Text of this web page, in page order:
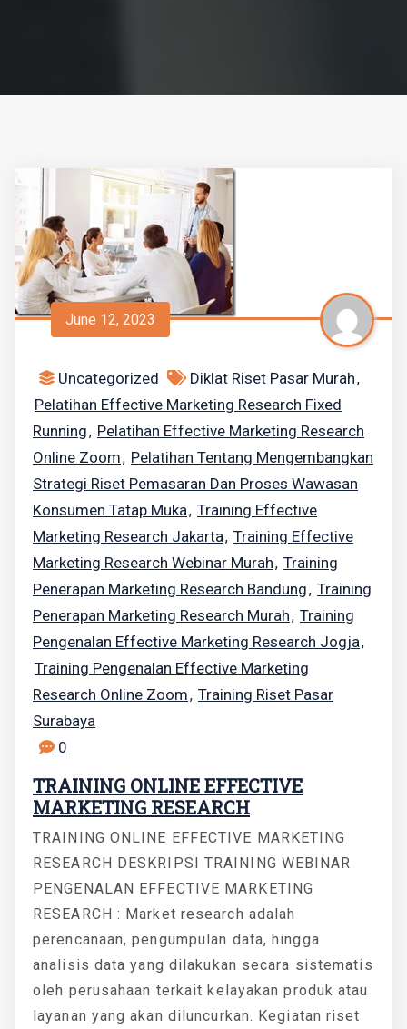
June 12, 2023
Uncategorized Diklat Riset Pasar Murah,
Pelatihan Effective Marketing Research Fixed
Running, Pelatihan Effective Marketing Research
Online Zoom, Pelatihan Tentang Mengembangkan
Strategi Riset Pemasaran Dan Proses Wawasan
Konsumen Tatap Muka, Training Effective
Marketing Research Jakarta, Training Effective
Marketing Research Webinar Murah, Training
Penerapan Marketing Research Bandung, Training
Penerapan Marketing Research Murah, Training
Pengenalan Effective Marketing Research Jogja,
Training Pengenalan Effective Marketing
Research Online Zoom, Training Riset Pasar
Surabaya
0
TRAINING ONLINE EFFECTIVE
MARKETING RESEARCH
TRAINING ONLINE EFFECTIVE MARKETING
RESEARCH DESKRIPSI TRAINING WEBINAR
PENGENALAN EFFECTIVE MARKETING
RESEARCH : Market research adalah
perencanaan, pengumpulan data, hingga
analisis data yang dilakukan secara sistematis
oleh perusahaan terkait kelayakan produk atau
layanan yang akan diluncurkan. Kegiatan riset